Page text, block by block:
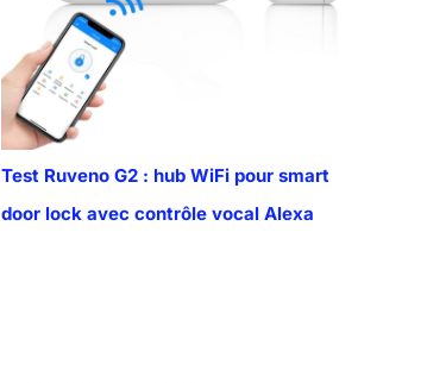
Test Ruveno G2 : hub WiFi pour smart
door lock avec contrôle vocal Alexa